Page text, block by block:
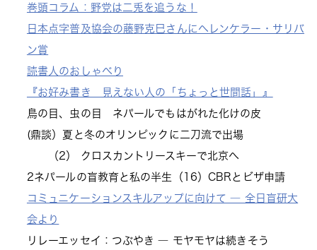
巻頭コラム：野党は二兎を追うな！
日本点字普及協会の藤野克巳さんにヘレンケラー・サリバ
ン賞
読書人のおしゃべり
『お好み書き 見えない人の「ちょっと世間話」』
鳥の目、虫の目 ネパールでもはがれた化けの皮
(鼎談）夏と冬のオリンピックに二刀流で出場
（2） クロスカントリースキーで北京へ
2ネパールの盲教育と私の半生（16）CBRとビザ申請
コミュニケーションスキルアップに向けて ― 全日盲研大
会より
リレーエッセイ：つぶやき ― モヤモヤは続きそう